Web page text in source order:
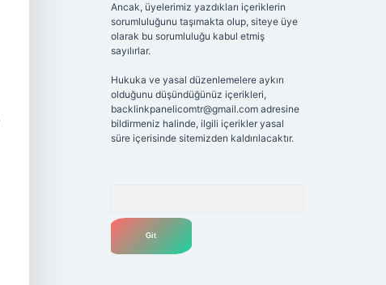
Ancak, üyelerimiz yazdıkları içeriklerin
sorumluluğunu taşımakta olup, siteye üye
olarak bu sorumluluğu kabul etmiş
sayılırlar.
Hukuka ve yasal düzenlemelere aykırı
olduğunu düşündüğünüz içerikleri,
backlinkpanelicomtr@gmail.comadresine
bildirmeniz halinde, ilgili içerikler yasal
süre içerisinde sitemizden kaldırılacaktır.